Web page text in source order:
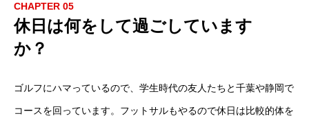
キャリア採用
インターンシップ
社員インタビュー
CHAPTER 05
休日は何をして過ごしています
か？
ゴルフにハマっているので、学生時代の友人たちと千葉や静岡で
コースを回っています。フットサルもやるので休日は比較的体を